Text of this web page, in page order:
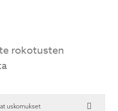
rokotusten
uskomukset